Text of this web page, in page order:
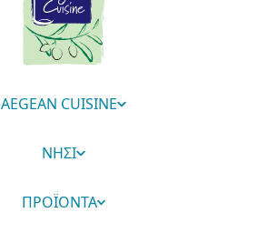
AEGEAN CUISINE
ΝΗΣΙ
ΠΡΟΪΟΝΤΑ